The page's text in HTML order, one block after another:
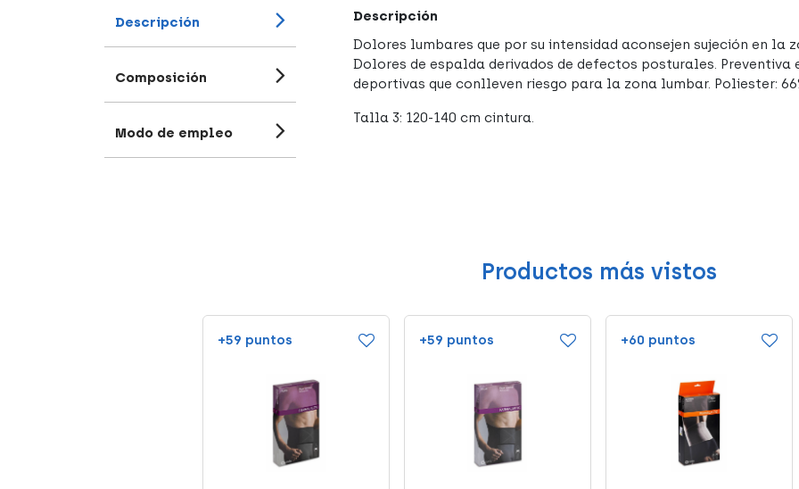
Descripción
Composición
Modo de empleo
Descripción
Dolores lumbares que por su intensidad aconsejen sujeción en la
Dolores de espalda derivados de defectos posturales.
deportivas que conlleven riesgo para la zona lumbar. Poliester:
Talla 3: 120-140 cm cintura.
Productos más vistos
+59 puntos +59 puntos +60 puntos